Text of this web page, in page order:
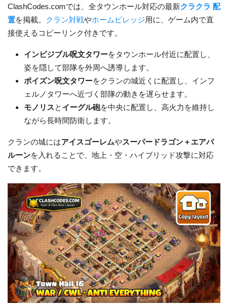
ClashCodes.comでは、全タウンホール対応の最新クラクラ 配
置を掲載。 クラン対戦やホームビレッジ用に、ゲーム内で直
接使えるコピーリンク付きです。
インビジブル呪文タワーをタウンホール付近に配置し、
姿を隠して部隊を外周へ誘導します。
ポイズン呪文タワーをクランの城近くに配置し、インフ
ェルノタワーへ近づく部隊の動きを遅らせます。
モノリスと イーグル砲を中央に配置し、高火力を維持し
ながら長時間防衛します。
クランの城にはアイスゴーレムやスーパードラゴン＋エアバ
ルーンを入れることで、地上・空・ハイブリッド攻撃に対応
できます。